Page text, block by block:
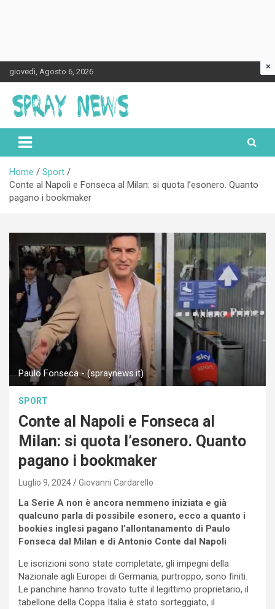
Skip
to
content
giovedì, Agosto 6, 2026
Spraynews.it
Home
Sport
Conte al Napoli e Fonseca al Milan: si quota l’esonero. Quanto
pagano i bookmaker
Paulo Fonseca - (spraynews.it)
SPORT
Conte al Napoli e Fonseca al
Milan: si quota l’esonero. Quanto
pagano i bookmaker
Luglio 9, 2024 Giovanni Cardarello
La Serie A non è ancora nemmeno iniziata e già
qualcuno parla di possibile esonero, ecco a quanto i
bookies inglesi pagano l’allontanamento di Paulo
Fonseca dal Milan e di Antonio Conte dal Napoli
Le iscrizioni sono state completate, gli impegni della
Nazionale agli Europei di Germania, purtroppo, sono finiti.
Le panchine hanno trovato tutte il legittimo proprietario, il
tabellone della Coppa Italia è stato sorteggiato, il
×